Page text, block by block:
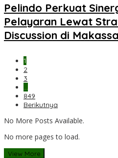
Pelindo Perkuat
Pelayaran Lewat
Discussion di
1
2
3
…
849
Berikutnya
No More Posts Available.
No more pages to load.
View More